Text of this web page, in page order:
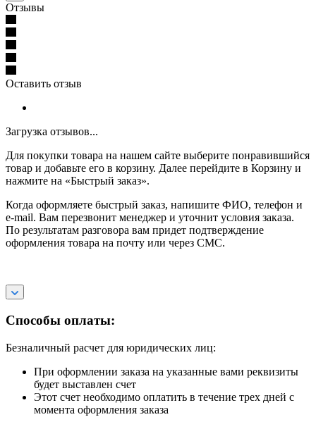
Отзывы
Оставить отзыв
Загрузка отзывов...
Для покупки товара на нашем сайте выберите понравившийся
товар и добавьте его в корзину. Далее перейдите в Корзину и
нажмите на «Быстрый заказ».
Когда оформляете быстрый заказ, напишите ФИО, телефон и
e-mail. Вам перезвонит менеджер и уточнит условия заказа.
По результатам разговора вам придет подтверждение
оформления товара на почту или через СМС.
Способы оплаты:
Безналичный расчет для юридических лиц:
При оформлении заказа на указанные вами реквизиты
будет выставлен счет
Этот счет необходимо оплатить в течение трех дней с
момента оформления заказа